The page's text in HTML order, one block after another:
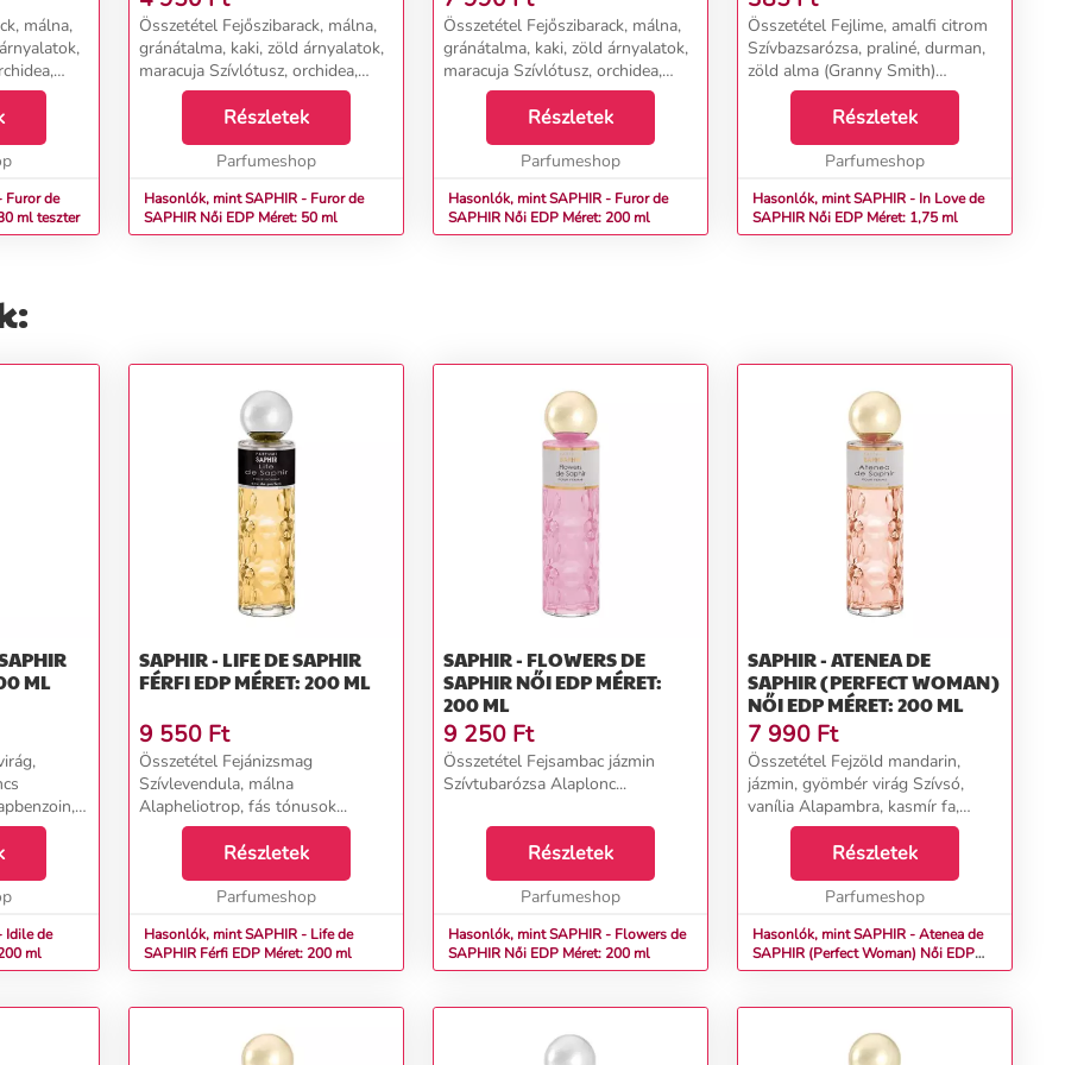
málna,
ibolya,
Furor de
30 ml teszter
Összetétel Fejőszibarack, málna,
gránátalma, kaki, zöld árnyalatok,
maracuja Szívlótusz, orchidea,
champaca magnólia Alappacsuli,
borostyán, vanília, pézsma, ibolya,
mahagóni...
Részletek
Parfumeshop
Hasonlók, mint SAPHIR - Furor de
SAPHIR Női EDP Méret: 50 ml
Összetétel Fejőszibarack, málna,
gránátalma, kaki, zöld árnyalatok,
maracuja Szívlótusz, orchidea,
champaca magnólia Alappacsuli,
borostyán, vanília, pézsma, ibolya,
mahagóni...
Részletek
Parfumeshop
Hasonlók, mint SAPHIR - Furor de
SAPHIR Női EDP Méret: 200 ml
Összetétel Fejlime, amalfi citrom
Szívbazsarózsa, praliné, durman,
zöld alma (Granny Smith)
Alappézsma, almafa, szűz
Részletek
Parfumeshop
Hasonlók, mint SAPHIR - In Love de
SAPHIR Női EDP Méret: 1,75 ml
ML
Idile de
200 ml
SAPHIR - LIFE DE SAPHIR
FÉRFI EDP MÉRET: 200 ML
9 550 Ft
Összetétel Fejánizsmag
Szívlevendula, málna
Alapheliotrop, fás tónusok...
Részletek
Parfumeshop
Hasonlók, mint SAPHIR - Life de
SAPHIR Férfi EDP Méret: 200 ml
SAPHIR - FLOWERS DE
SAPHIR NŐI EDP MÉRET:
200 ML
9 250 Ft
Összetétel Fejsambac jázmin
Szívtubarózsa Alaplonc...
Részletek
Parfumeshop
Hasonlók, mint SAPHIR - Flowers de
SAPHIR Női EDP Méret: 200 ml
SAPHIR - ATENEA DE
SAPHIR (PERFECT WOMAN)
NŐI EDP MÉRET: 200 ML
7 990 Ft
Összetétel Fejzöld mandarin,
jázmin, gyömbér virág Szívsó,
vanília Alapambra, kasmír fa,
szantál fa &nbsp; ...
Részletek
Parfumeshop
Hasonlók, mint SAPHIR - Atenea de
SAPHIR (Perfect Woman) Női EDP
Méret: 200 ml